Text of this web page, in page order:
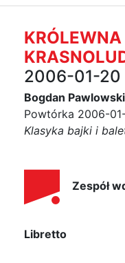
2006-01-20
Bogdan
Powtórka 2006-
Klasyka bajki i
Zespół
Libretto